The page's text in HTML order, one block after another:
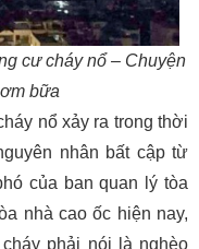
cư cháy nổ – Chuyện
bữa
nổ xảy ra trong thời
nhân bất cập từ
của ban quan lý tòa
nhà cao ốc hiện nay,
phải nói là nghèo